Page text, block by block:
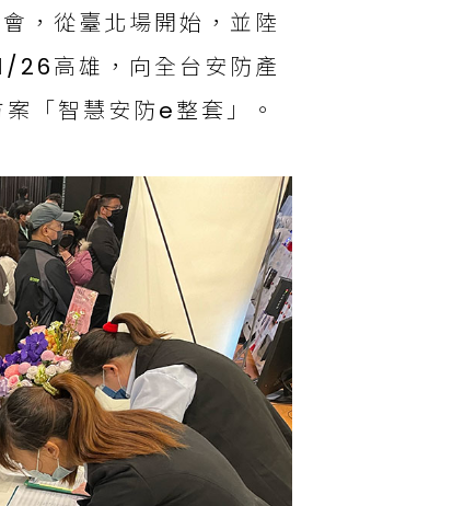
，從臺北場開始，並陸
26高雄，向全台安防產
「智慧安防e整套」。